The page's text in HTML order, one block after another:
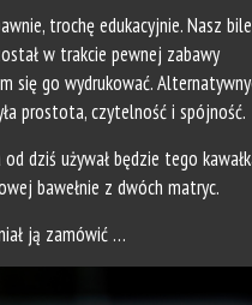
trochę edukacyjnie. Nasz
w trakcie pewnej zabawy
się go wydrukować.
prostota, czytelność i spójność.
dziś używał będzie tego
bawełnie z dwóch matryc.
ją zamówić …